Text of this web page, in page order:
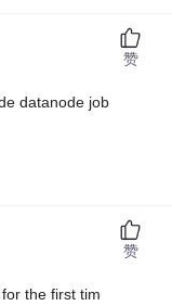
datanode job
赞
the first tim
赞